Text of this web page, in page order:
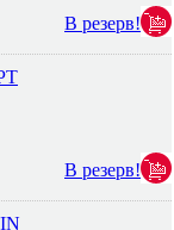
В резерв!
В резерв!